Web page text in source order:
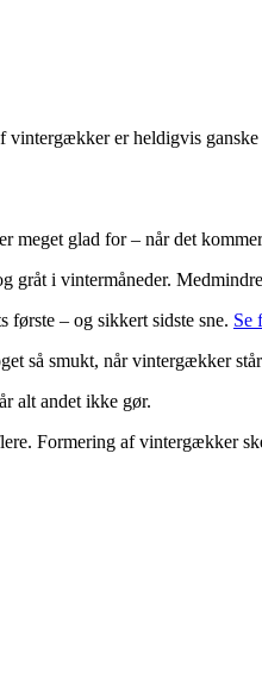
er heldigvis
meget glad for – når det
gråt i vintermåneder.
– og sikkert sidste sne. Se
så smukt, når vintergækker
alt andet ikke gør.
Formering af vintergækker